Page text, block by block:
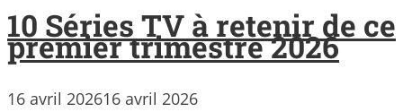
10 Séries TV à retenir de ce
premier trimestre 2026
16 avril 202616 avril 2026